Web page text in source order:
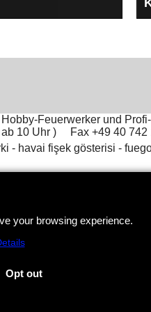
Feuerwerker und
10 Uhr ) Fax +49 40
- havai fişek gösterisi -
your browsing experience.
Opt out